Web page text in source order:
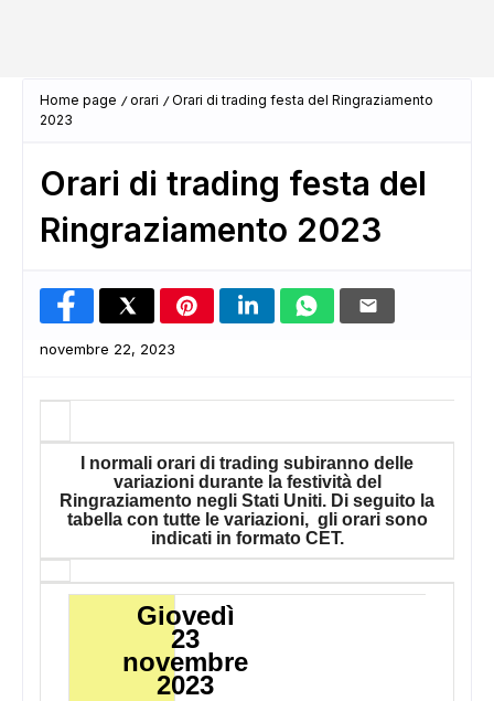
Home page orari
Orari di trading festa del Ringraziamento
2023
Orari di trading festa del
Ringraziamento 2023
novembre 22, 2023
Orari di negoziazione per il Giorno del
I normali orari di trading subiranno delle
variazioni durante la festività del
Ringraziamento negli Stati Uniti. Di seguito la
tabella con tutte le variazioni, gli orari sono
indicati in formato CET.
Giovedì
23
novembre
2023